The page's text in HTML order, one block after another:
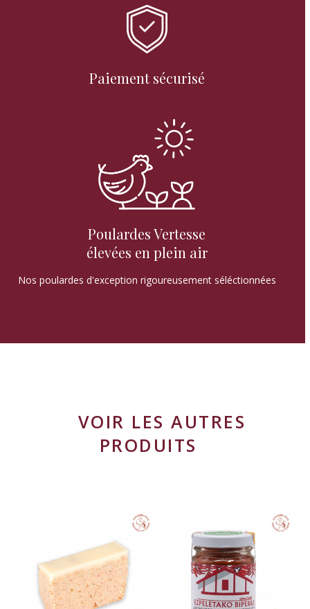
Paiement sécurisé
Poulardes Vertesse
élevées en plein air
Nos poulardes d'exception rigoureusement séléctionnées
VOIR LES AUTRES
PRODUITS